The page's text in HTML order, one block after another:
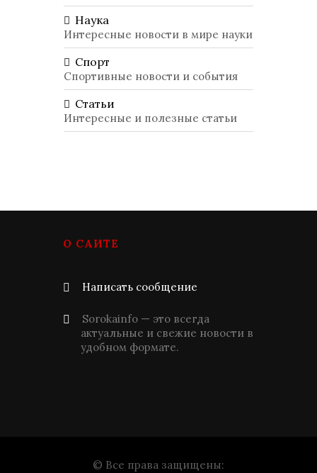
Наука
Интересные новости в мире науки
Спорт
Спортивные новости и события
Статьи
Интересные и полезные статьи
О САЙТЕ
Написать сообщение
Sorokainfo — это всегда
актуальные и свежие новости в
удобном формате.
© Все права защищены: